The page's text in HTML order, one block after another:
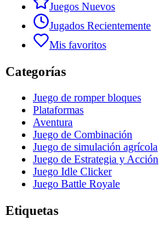
Juegos Nuevos
Jugados Recientemente
Mis favoritos
Categorías
Juego de romper bloques
Plataformas
Aventura
Juego de Combinación
Juego de simulación agrícola
Juego de Estrategia y Acción
Juego Idle Clicker
Juego Battle Royale
Etiquetas